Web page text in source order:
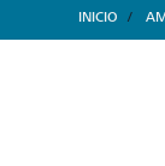
INICIO